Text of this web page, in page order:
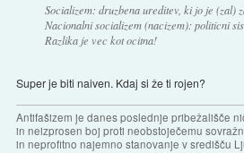
Socializem: druzbena ureditev, ki jo je (zal)
Nacionalni socializem (nacizem): politicni
Razlika je vec kot ocitna!
Super je biti naiven. Kdaj si že ti rojen?
Antifašizem je danes poslednje pribežališče
in neizprosen boj proti neobstoječemu
in neprofitno najemno stanovanje v središču